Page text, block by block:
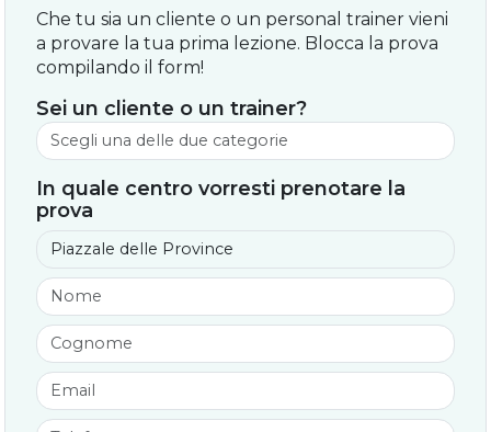
Che tu sia un cliente o un personal trainer vieni
a provare la tua prima lezione. Blocca la prova
compilando il form!
Sei un cliente o un trainer?
In quale centro vorresti prenotare la
prova